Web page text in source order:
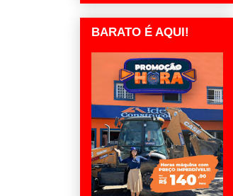
BARATO É AQUI!